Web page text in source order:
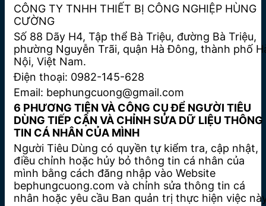
CÔNG TY TNHH THIẾT BỊ CÔNG NGHIỆP HÙNG
CƯỜNG
Số 88 Dãy H4, Tập thể Bà Triệu, đường Bà Triệu,
phường Nguyễn Trãi, quận Hà Đông, thành phố
Nội, Việt Nam.
Điện thoại: 0982-145-628
Email: bephungcuong@gmail.com
6 PHƯƠNG TIỆN VÀ CÔNG CỤ ĐỂ NGƯỜI TIÊU
DÙNG TIẾP CẬN VÀ CHỈNH SỬA DỮ LIỆU THÔNG
TIN CÁ NHÂN CỦA MÌNH
Người Tiêu Dùng có quyền tự kiểm tra, cập nhật,
điều chỉnh hoặc hủy bỏ thông tin cá nhân của
mình bằng cách đăng nhập vào Website
bephungcuong.com và chỉnh sửa thông tin cá
nhân hoặc yêu cầu Ban quản trị thực hiện việc